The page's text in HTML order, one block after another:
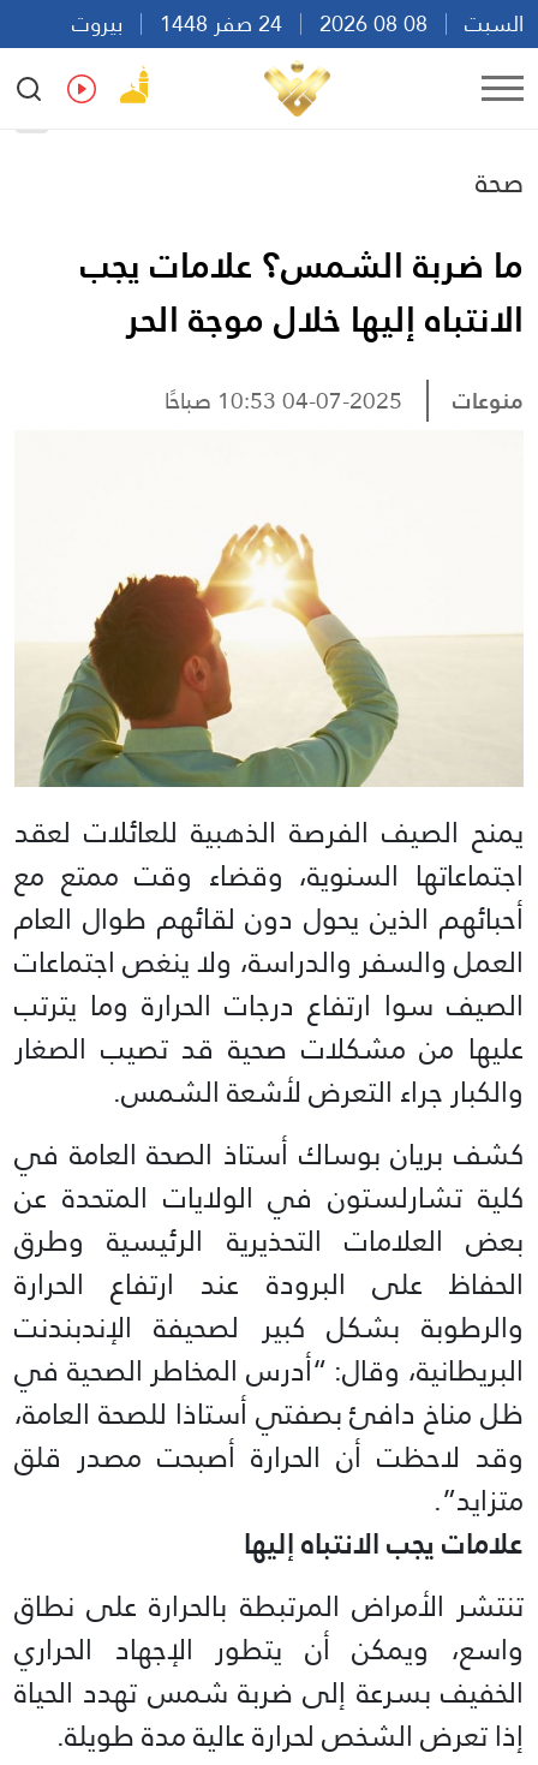
السبت
بيروت
10:10
Ar
صحة
ما ضربة الشمس؟ علامات يجب
الانتباه إليها خلال موجة الحر
منوعات 04-07-2025 10:53 صباحًا
يمنح الصيف الفرصة الذهبية للعائلات لعقد
اجتماعاتها السنوية، وقضاء وقت ممتع مع
أحبائهم الذين يحول دون لقائهم طوال العام
العمل والسفر والدراسة، ولا ينغص اجتماعات
الصيف سوا ارتفاع درجات الحرارة وما يترتب
عليها من مشكلات صحية قد تصيب الصغار
والكبار جراء التعرض لأشعة الشمس.
كشف بريان بوساك أستاذ الصحة العامة في
كلية تشارلستون في الولايات المتحدة عن
بعض العلامات التحذيرية الرئيسية وطرق
الحفاظ على البرودة عند ارتفاع الحرارة
والرطوبة بشكل كبير لصحيفة الإندبندنت
البريطانية، وقال: “أدرس المخاطر الصحية في
ظل مناخ دافئ بصفتي أستاذا للصحة العامة،
وقد لاحظت أن الحرارة أصبحت مصدر قلق
متزايد”.
علامات يجب الانتباه إليها
تنتشر الأمراض المرتبطة بالحرارة على نطاق
واسع، ويمكن أن يتطور الإجهاد الحراري
الخفيف بسرعة إلى ضربة شمس تهدد الحياة
إذا تعرض الشخص لحرارة عالية مدة طويلة.